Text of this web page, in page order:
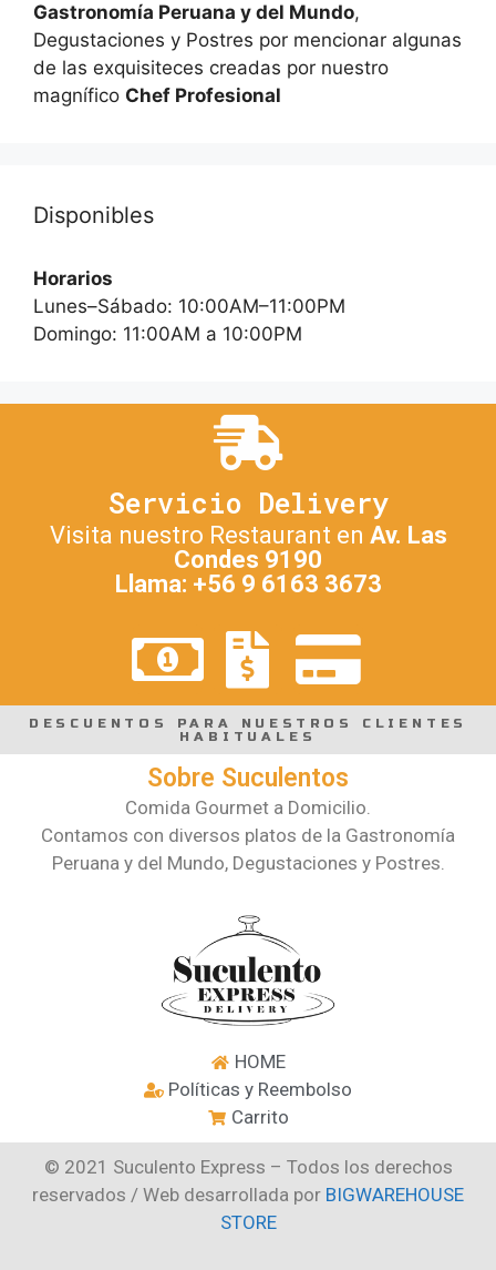
Gastronomía Peruana y del Mundo,
Degustaciones y Postres por mencionar algunas
de las exquisiteces creadas por nuestro
magnífico Chef Profesional
Disponibles
Horarios
Lunes–Sábado: 10:00AM–11:00PM
Domingo: 11:00AM a 10:00PM
Servicio Delivery
Visita nuestro Restaurant en Av. Las
Condes 9190
Llama: +56 9 6163 3673
DESCUENTOS PARA NUESTROS CLIENTES
HABITUALES
Sobre Suculentos
Comida Gourmet a Domicilio.
Contamos con diversos platos de la Gastronomía
Peruana y del Mundo, Degustaciones y Postres.
HOME
Políticas y Reembolso
Carrito
© 2021 Suculento Express – Todos los derechos
reservados / Web desarrollada por BIGWAREHOUSE
STORE